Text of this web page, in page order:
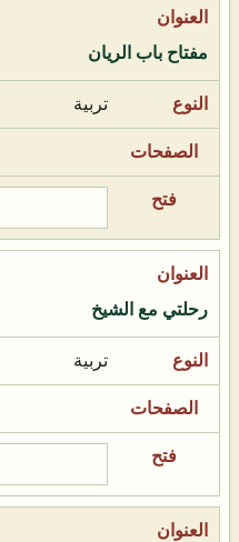
مفتاح باب الريان
تربية
رحلتي مع الشيخ
تربية